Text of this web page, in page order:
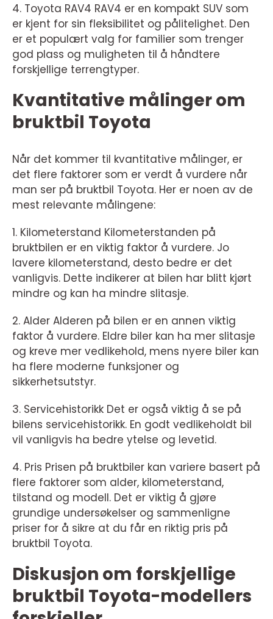
4. Toyota RAV4 RAV4 er en kompakt SUV som
er kjent for sin fleksibilitet og pålitelighet. Den
er et populært valg for familier som trenger
god plass og muligheten til å håndtere
forskjellige terrengtyper.
Kvantitative målinger om
bruktbil Toyota
Når det kommer til kvantitative målinger, er
det flere faktorer som er verdt å vurdere når
man ser på bruktbil Toyota. Her er noen av de
mest relevante målingene:
1. Kilometerstand Kilometerstanden på
bruktbilen er en viktig faktor å vurdere. Jo
lavere kilometerstand, desto bedre er det
vanligvis. Dette indikerer at bilen har blitt kjørt
mindre og kan ha mindre slitasje.
2. Alder Alderen på bilen er en annen viktig
faktor å vurdere. Eldre biler kan ha mer slitasje
og kreve mer vedlikehold, mens nyere biler kan
ha flere moderne funksjoner og
sikkerhetsutstyr.
3. Servicehistorikk Det er også viktig å se på
bilens servicehistorikk. En godt vedlikeholdt bil
vil vanligvis ha bedre ytelse og levetid.
4. Pris Prisen på bruktbiler kan variere basert på
flere faktorer som alder, kilometerstand,
tilstand og modell. Det er viktig å gjøre
grundige undersøkelser og sammenligne
priser for å sikre at du får en riktig pris på
bruktbil Toyota.
Diskusjon om forskjellige
bruktbil Toyota-modellers